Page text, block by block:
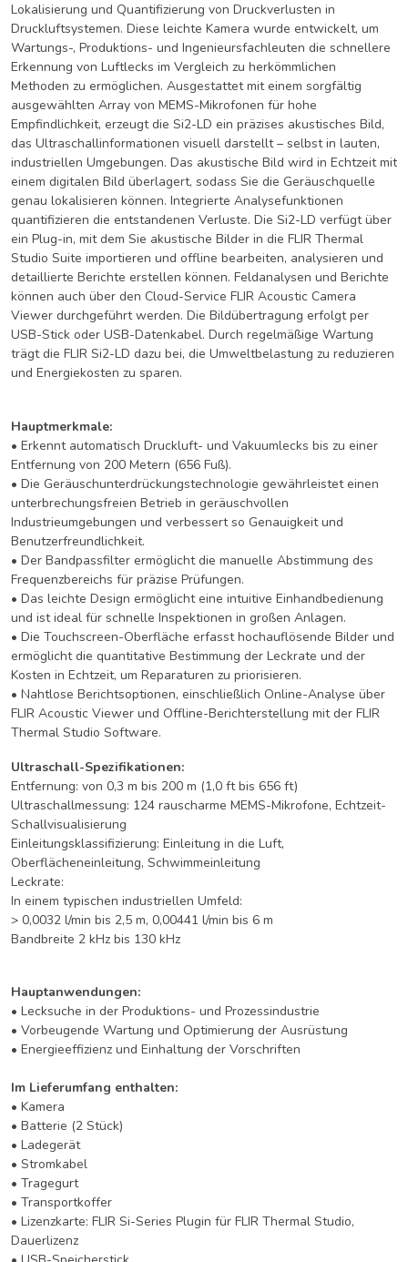
Lokalisierung und Quantifizierung von Druckverlusten in
Druckluftsystemen. Diese leichte Kamera wurde entwickelt, um
Wartungs-, Produktions- und Ingenieursfachleuten die schnellere
Erkennung von Luftlecks im Vergleich zu herkömmlichen
Methoden zu ermöglichen. Ausgestattet mit einem sorgfältig
ausgewählten Array von MEMS-Mikrofonen für hohe
Empfindlichkeit, erzeugt die Si2-LD ein präzises akustisches Bild,
das Ultraschallinformationen visuell darstellt – selbst in lauten,
industriellen Umgebungen. Das akustische Bild wird in Echtzeit mit
einem digitalen Bild überlagert, sodass Sie die Geräuschquelle
genau lokalisieren können. Integrierte Analysefunktionen
quantifizieren die entstandenen Verluste. Die Si2-LD verfügt über
ein Plug-in, mit dem Sie akustische Bilder in die FLIR Thermal
Studio Suite importieren und offline bearbeiten, analysieren und
detaillierte Berichte erstellen können. Feldanalysen und Berichte
können auch über den Cloud-Service FLIR Acoustic Camera
Viewer durchgeführt werden. Die Bildübertragung erfolgt per
USB-Stick oder USB-Datenkabel. Durch regelmäßige Wartung
trägt die FLIR Si2-LD dazu bei, die Umweltbelastung zu reduzieren
und Energiekosten zu sparen.
Hauptmerkmale:
• Erkennt automatisch Druckluft- und Vakuumlecks bis zu einer
Entfernung von 200 Metern (656 Fuß).
• Die Geräuschunterdrückungstechnologie gewährleistet einen
unterbrechungsfreien Betrieb in geräuschvollen
Industrieumgebungen und verbessert so Genauigkeit und
Benutzerfreundlichkeit.
• Der Bandpassfilter ermöglicht die manuelle Abstimmung des
Frequenzbereichs für präzise Prüfungen.
• Das leichte Design ermöglicht eine intuitive Einhandbedienung
und ist ideal für schnelle Inspektionen in großen Anlagen.
• Die Touchscreen-Oberfläche erfasst hochauflösende Bilder und
ermöglicht die quantitative Bestimmung der Leckrate und der
Kosten in Echtzeit, um Reparaturen zu priorisieren.
• Nahtlose Berichtsoptionen, einschließlich Online-Analyse über
FLIR Acoustic Viewer und Offline-Berichterstellung mit der FLIR
Thermal Studio Software.
Ultraschall-Spezifikationen:
Entfernung: von 0,3 m bis 200 m (1,0 ft bis 656 ft)
Ultraschallmessung: 124 rauscharme MEMS-Mikrofone, Echtzeit-
Schallvisualisierung
Einleitungsklassifizierung: Einleitung in die Luft,
Oberflächeneinleitung, Schwimmeinleitung
Leckrate:
In einem typischen industriellen Umfeld:
> 0,0032 l/min bis 2,5 m, 0,00441 l/min bis 6 m
Bandbreite 2 kHz bis 130 kHz
Hauptanwendungen:
• Lecksuche in der Produktions- und Prozessindustrie
• Vorbeugende Wartung und Optimierung der Ausrüstung
• Energieeffizienz und Einhaltung der Vorschriften
Im Lieferumfang enthalten:
• Kamera
• Batterie (2 Stück)
• Ladegerät
• Stromkabel
• Tragegurt
• Transportkoffer
• Lizenzkarte: FLIR Si-Series Plugin für FLIR Thermal Studio,
Dauerlizenz